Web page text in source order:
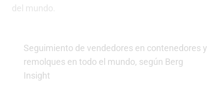
del mundo.
Seguimiento de vendedores en contenedores y
remolques en todo el mundo, según Berg
Insight